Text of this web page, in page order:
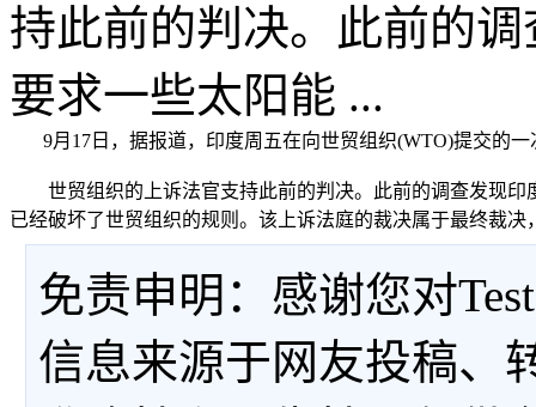
持此前的判决。此前的
要求一些太阳能 ...
9月17日，据报道，印度周五在向世贸组织(WTO)提交的一
世贸组织的上诉法官支持此前的判决。此前的调查发现印
已经破坏了世贸组织的规则。该上诉法庭的裁决属于最终裁
免责申明：感谢您对
信息来源于网友投稿、